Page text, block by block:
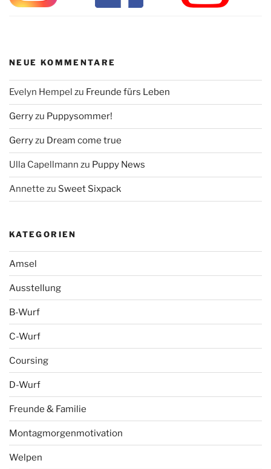
NEUE KOMMENTARE
Evelyn Hempel zu Freunde fürs Leben
Gerryzu Puppysommer!
Gerryzu Dream come true
Ulla Capellmann zu Puppy News
Annette zu Sweet Sixpack
KATEGORIEN
Amsel
Ausstellung
B-Wurf
C-Wurf
Coursing
D-Wurf
Freunde & Familie
Montagmorgenmotivation
Welpen